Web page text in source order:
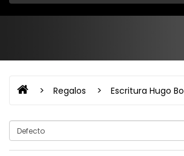
Regalos Escritura Hugo